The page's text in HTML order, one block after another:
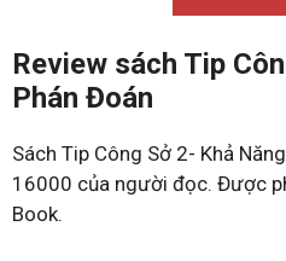
Review sách Tip
Phán Đoán
Sách Tip Công Sở 2- Khả
16000 của người đọc. Được
Book.